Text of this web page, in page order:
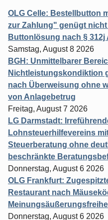
OLG Celle: Bestellbutton
zur Zahlung" genügt
Buttonlösung nach § 312j
Samstag, August 8 2026
BGH: Unmittelbarer
Nichtleistungskondiktion
nach Überweisung ohne
von Anlagebetrug
Freitag, August 7 2026
LG Darmstadt:
Lohnsteuerhilfevereins
Steuerberatung ohne
beschränkte
Donnerstag, August 6 2026
OLG Frankfurt:
Restaurant nach
Donnerstag, August 6 2026